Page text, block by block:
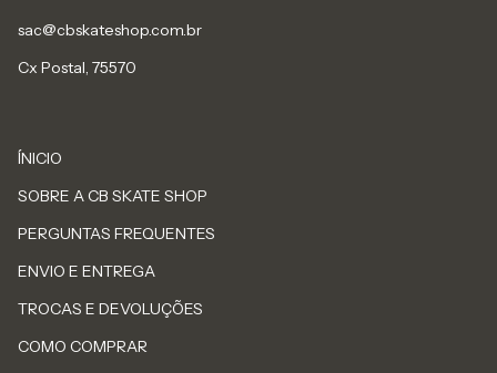
sac@cbskateshop.com.br
Cx Postal, 75570
ÍNICIO
SOBRE A CB SKATE SHOP
PERGUNTAS FREQUENTES
ENVIO E ENTREGA
TROCAS E DEVOLUÇÕES
COMO COMPRAR